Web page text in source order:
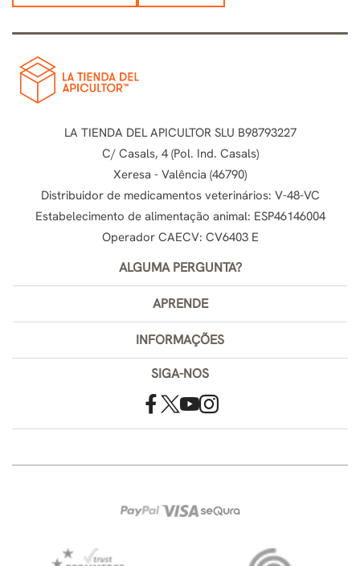
LA TIENDA DEL APICULTOR SLU B98793227
C/ Casals, 4 (Pol. Ind. Casals)
Xeresa - Valência (46790)
Distribuidor de medicamentos veterinários: V-48-VC
Estabelecimento de alimentação animal: ESP46146004
Operador CAECV: CV6403 E
ALGUMA PERGUNTA?
APRENDE
INFORMAÇÕES
SIGA-NOS